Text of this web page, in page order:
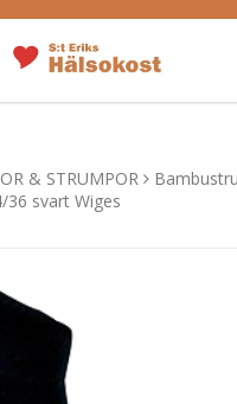
& STRUMPOR
svart Wiges